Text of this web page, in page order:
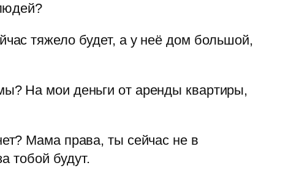
тяжело будет, а у неё дом большой,
На мои деньги от аренды квартиры,
Мама права, ты сейчас не в
тобой будут.